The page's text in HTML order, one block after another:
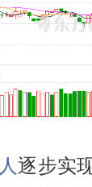
逐步实